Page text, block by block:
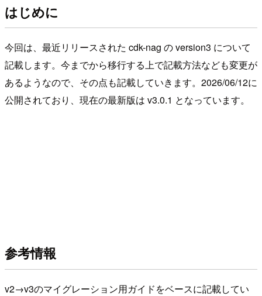
はじめに
今回は、最近リリースされた cdk-nag の version3 について
記載します。今までから移行する上で記載方法なども変更が
あるようなので、その点も記載していきます。2026/06/12に
公開されており、現在の最新版は v3.0.1 となっています。
参考情報
v2→v3のマイグレーション用ガイドをベースに記載してい